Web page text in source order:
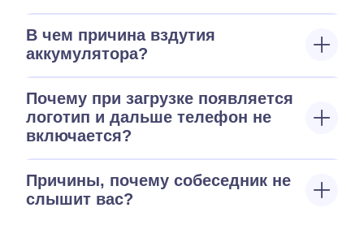
В чем причина вздутия
аккумулятора?
Почему при загрузке появляется
логотип и дальше телефон не
включается?
Причины, почему собеседник не
слышит вас?